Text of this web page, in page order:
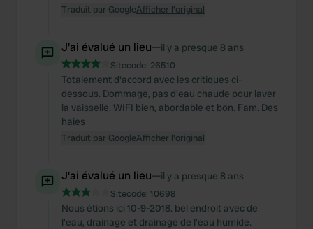
Traduit par GoogleAfficher l'original
J'ai évalué un lieu—il y a presque 8 ans
Sitecode: 26510
Totalement d'accord avec les critiques ci-
dessous. Dommage, pas d'eau chaude pour laver
la vaisselle. WIFI bien, abordable et bon. Fam. Des
haies
Traduit par GoogleAfficher l'original
J'ai évalué un lieu—il y a presque 8 ans
Sitecode: 10698
Nous étions ici 10-9-2018. bel endroit avec de
l'eau, drainage et drainage de l'eau humide.